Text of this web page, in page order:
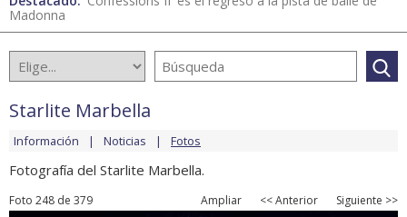
Madonna
Starlite Marbella
Información Noticias Fotos
Fotografía del Starlite Marbella.
Foto 248 de 379 Ampliar << Anterior Siguiente >>